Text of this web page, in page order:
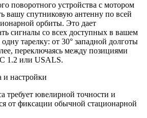
поворотного устройства с мотором
вашу спутниковую антенну по всей
орбиты. Это дает
сигналы со всех доступных в вашем
тарелку: от 30° западной долготы
переключаясь между позициями
1.2 или USALS.
и настройки
требует ювелирной точности и
от фиксации обычной стационарной